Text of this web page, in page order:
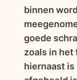
binnen
goede
zoals in het
hiernaast is